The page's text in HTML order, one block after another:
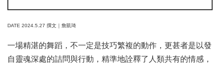
DATE 2024.5.27 撰文｜詹凱琦
一場精湛的舞蹈，不一定是技巧繁複的動作，更甚者是以發
自靈魂深處的詰問與行動，精準地詮釋了人類共有的情感，